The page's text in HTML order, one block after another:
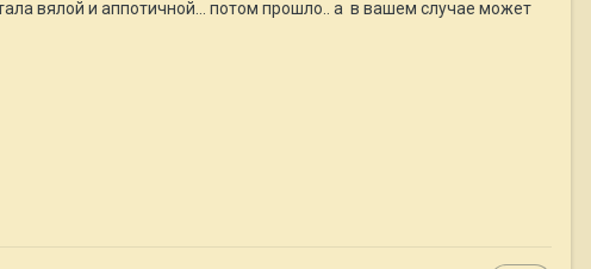
вялой и аппотичной... потом прошло.. а в вашем случае может